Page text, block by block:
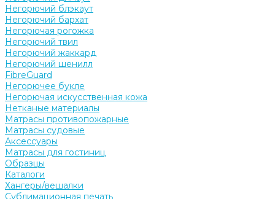
Негорючий блэкаут
Негорючий бархат
Негорючая рогожка
Негорючий твил
Негорючий жаккард
Негорючий шенилл
FibreGuard
Негорючее букле
Негорючая искусственная кожа
Нетканые материалы
Матрасы противопожарные
Матрасы судовые
Аксессуары
Матрасы для гостиниц
Образцы
Каталоги
Хангеры/вешалки
Сублимационная печать